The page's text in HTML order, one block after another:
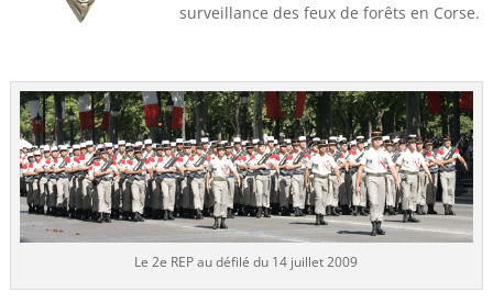
surveillance des feux de forêts en Corse.
Le 2e REP au défilé du 14 juillet 2009